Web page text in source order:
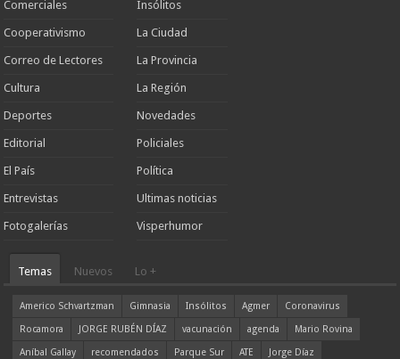
Comerciales
Cooperativismo
Correo de Lectores
Cultura
Deportes
Editorial
El País
Entrevistas
Fotogalerías
Insólitos
La Ciudad
La Provincia
La Región
Novedades
Policiales
Política
Ultimas noticias
Visperhumor
Temas Nuevos Lo +
Americo Schvartzman Gimnasia Insólitos Agmer
Coronavirus
Rocamora
JORGE RUBÉN DÍAZ vacunación agenda
Mario Rovina
Aníbal Gallay
recomendados Parque Sur ATE
Jorge Díaz